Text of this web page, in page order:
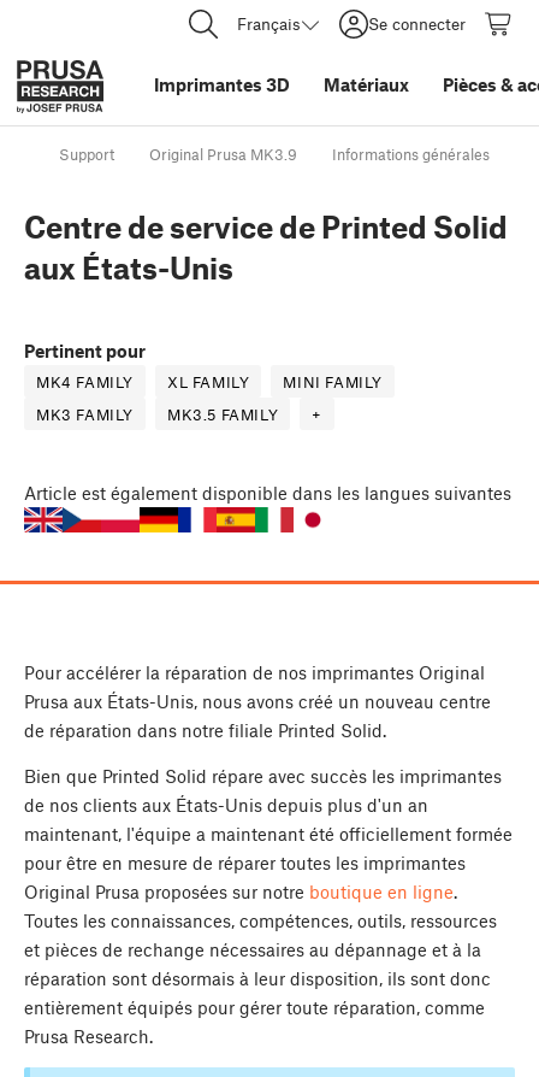
Français Se connecter
Imprimantes 3D Matériaux Pièces &
Support Original Prusa MK3.9 Informations générales
Centre de service de Printed Solid
aux États-Unis
Pertinent pour
MK4 FAMILY XL FAMILY
MINI FAMILY
MK3 FAMILY
MK3.5 FAMILY +
Article est également disponible dans les langues suivantes
Pour accélérer la réparation de nos imprimantes Original
Prusa aux États-Unis, nous avons créé un nouveau centre
de réparation dans notre filiale Printed Solid.
Bien que Printed Solid répare avec succès les imprimantes
de nos clients aux États-Unis depuis plus d'un an
maintenant, l'équipe a maintenant été officiellement formée
pour être en mesure de réparer toutes les imprimantes
Original Prusa proposées sur notre boutique en ligne.
Toutes les connaissances, compétences, outils, ressources
et pièces de rechange nécessaires au dépannage et à la
réparation sont désormais à leur disposition, ils sont donc
entièrement équipés pour gérer toute réparation, comme
Prusa Research.